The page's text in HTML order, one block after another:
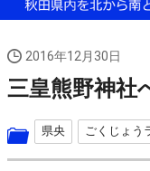
2016年12月30日
三皇熊野神社
県央 ごくじょう